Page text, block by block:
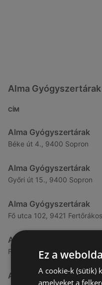
Alma
CÍM
Alma Gyógyszertárak
Béke út 4., 9400 Sopron
Alma Gyógyszertárak
Győri út 15., 9400 Sopron
Alma Gyógyszertárak
Fő utca 102, 9421 Fertőrákos
Alma Gyógyszertárak
Fő Utca 102., 9421 Sopron
Alma Gyógyszertárak
Ez a
A cookie-k (sütik)
amelyeket a